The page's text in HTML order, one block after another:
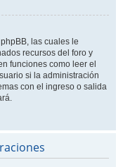
las cuales le
recursos del foro y
funciones como leer el
si la administración
con el ingreso o salida